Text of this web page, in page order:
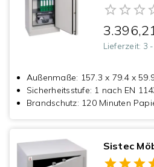
Lieferzeit: 3
Außenmaße: 157.3 x 79.4 x
Sicherheitsstufe: 1 nach EN
Brandschutz: 120 Minuten
Sistec